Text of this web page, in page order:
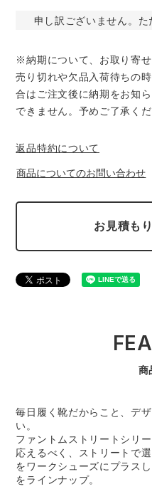
電熱ウェア・ヒートウ
刺繍・プリント加工対
アイトス ランキング
ジーベック ランキング
ネーム刺繍・プリント加工対
ファン付きウェア
防寒
カジュアル
エアークラフト
サーヴォ
アタックベース
中塚被服
福山ゴム工業
申し訳ございません。た
※納期について、お取り寄
売り切れや欠品入荷待ちの
合はご注文後に納期をお知
できません。予めご了承くだ
返品特約について
商品についてのお問い合わせ
お見積も
商
毎日履く靴だからこと、デ
い。
ファントムストリートシリ
応えるべく、ストリートで
をワークシューズにプラス
をラインナップ。